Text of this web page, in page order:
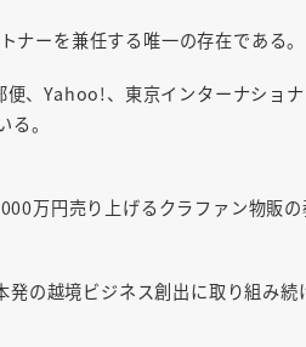
ーを兼任する唯一の存在である。
、Yahoo!、東京インターナショ
。
万円売り上げるクラファン物販
の越境ビジネス創出に取り組み続